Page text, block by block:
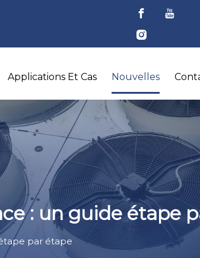
Applications Et Cas Nouvelles
: un guide étape
par étape